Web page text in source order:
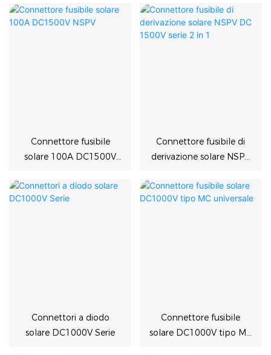
Connettore fusibile
solare 100A DC1500V
Connettore fusibile di
derivazione solare NSPV
Connettori a diodo
solare DC1000V Serie
Connettore fusibile
solare DC1000V tipo MC